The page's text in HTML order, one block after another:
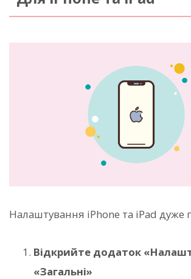
Налаштування iPhone та iPad дуже
Відкрийте додаток
«Загальні»